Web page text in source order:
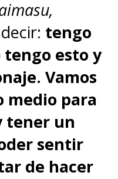
tengo
tengo esto y
Vamos
medio para
tener un
sentir
de hacer